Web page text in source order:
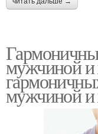
мужчиной
мужчиной